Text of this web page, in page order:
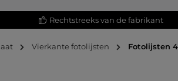
Rechtstreeks van de fabrikant
Vierkante fotolijsten Fotolijsten